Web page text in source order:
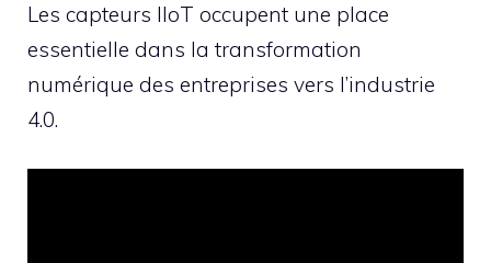
Les capteurs IIoT occupent une place
essentielle dans la transformation
numérique des entreprises vers l’industrie
4.0.